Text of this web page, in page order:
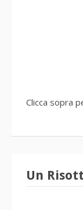
Clicca sopra
Un